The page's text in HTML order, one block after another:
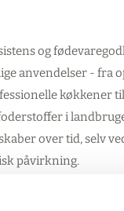
og
anvendelser - fra
køkkener
i
over tid, selv
påvirkning.
mål passer perfekt